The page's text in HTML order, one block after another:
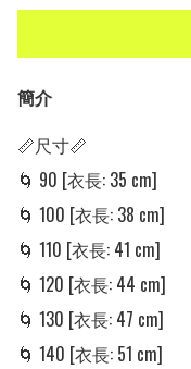
簡介
📏尺寸📏
🌀 90 [衣長: 35 cm]
🌀 100 [衣長: 38 cm]
🌀 110 [衣長: 41 cm]
🌀 120 [衣長: 44 cm]
🌀 130 [衣長: 47 cm]
🌀 140 [衣長: 51 cm]